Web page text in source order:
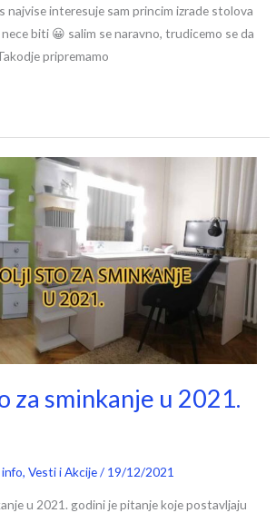
najvise interesuje sam princim izrade stolova
biti 😀 salim se naravno, trudicemo se da
pripremamo
za sminkanje u 2021.
info,Vesti i Akcije/ 19/12/2021
u 2021. godini je pitanje koje postavljaju